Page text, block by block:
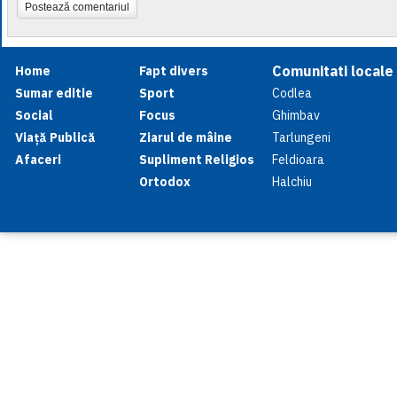
Postează comentariul
Home
Sumar editie
Social
Viață Publică
Afaceri
Fapt divers
Sport
Focus
Ziarul de mâine
Supliment Religios
Ortodox
Comunitati locale
Codlea
Ghimbav
Tarlungeni
Feldioara
Halchiu